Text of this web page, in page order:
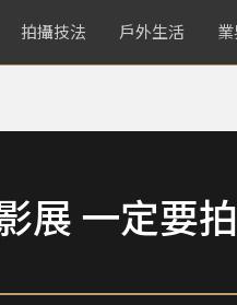
拍攝技法 戶外生活
展 一定要